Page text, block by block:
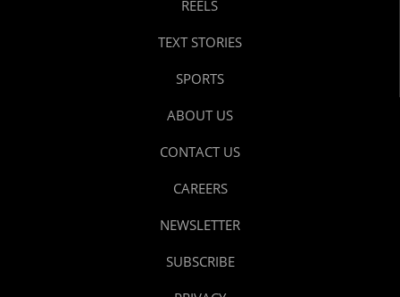
REELS
TEXT STORIES
SPORTS
ABOUT US
CONTACT US
CAREERS
NEWSLETTER
SUBSCRIBE